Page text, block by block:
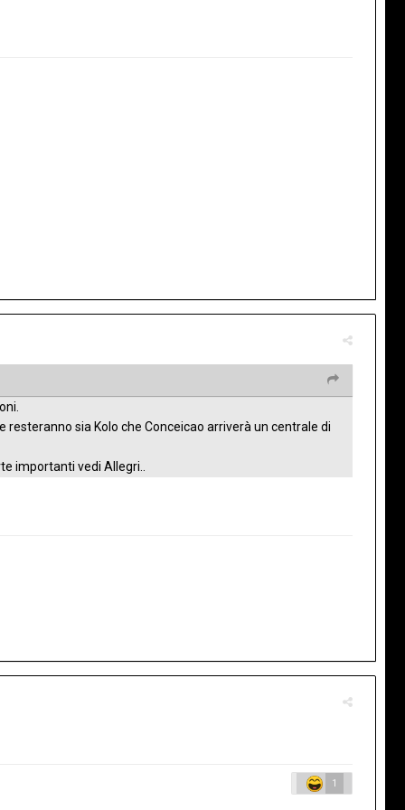
sia Kolo che Conceicao arriverà un centrale di
importanti vedi Allegri..
1